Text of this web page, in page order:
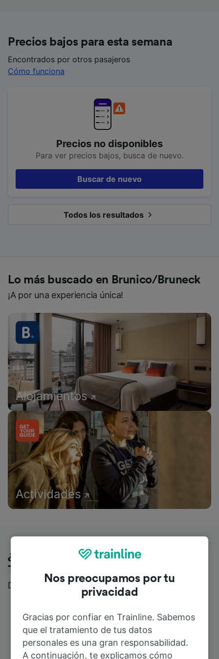
Precios bajos para esta semana
Encontrados por otros pasajeros
Cómo funciona
Precios no disponibles
Para ver precios bajos, busca de nuevo.
Buscar de nuevo
Todos los resultados
Lo más buscado en Brunico/Bruneck
¡A por una experiencia única!
Alojamientos
Actividades
¿Qué piensan nuestros clientes de
Trainline?
Descubre reseñas reales de nuestros viajeros
Nos preocupamos por tu
privacidad
Gracias por confiar en Trainline. Sabemos
que el tratamiento de tus datos
personales es una gran responsabilidad.
A continuación, te explicamos cómo